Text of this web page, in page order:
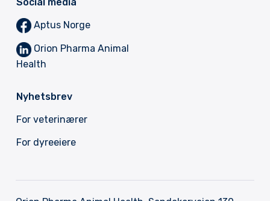
Aptus Norge
Orion Pharma Animal
Health
Nyhetsbrev
For veterinærer
For dyreeiere